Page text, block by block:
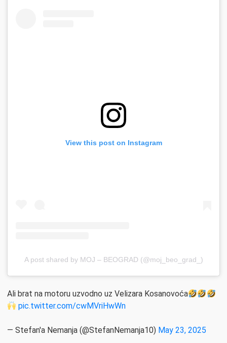
View this post on Instagram
A post shared by MOJ – BEOGRAD (@moj_beo_grad_)
Ali brat na motoru uzvodno uz Velizara Kosanovoća
pic.twitter.com/cwMVriHwWn
— Stefan'a Nemanja (@StefanNemanja10) May 23, 2025